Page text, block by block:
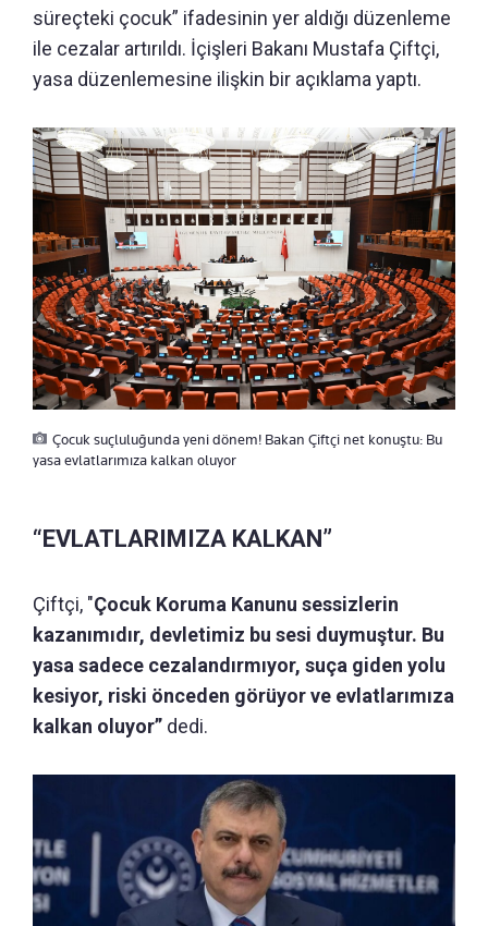
süreçteki çocuk” ifadesinin yer aldığı düzenleme
ile cezalar artırıldı. İçişleri Bakanı Mustafa Çiftçi,
yasa düzenlemesine ilişkin bir açıklama yaptı.
Çocuk suçluluğunda yeni dönem! Bakan Çiftçi net konuştu: Bu
yasa evlatlarımıza kalkan oluyor
“EVLATLARIMIZA KALKAN”
Çiftçi, "Çocuk Koruma Kanunu sessizlerin
kazanımıdır, devletimiz bu sesi duymuştur. Bu
yasa sadece cezalandırmıyor, suça giden yolu
kesiyor, riski önceden görüyor ve evlatlarımıza
kalkan oluyor” dedi.